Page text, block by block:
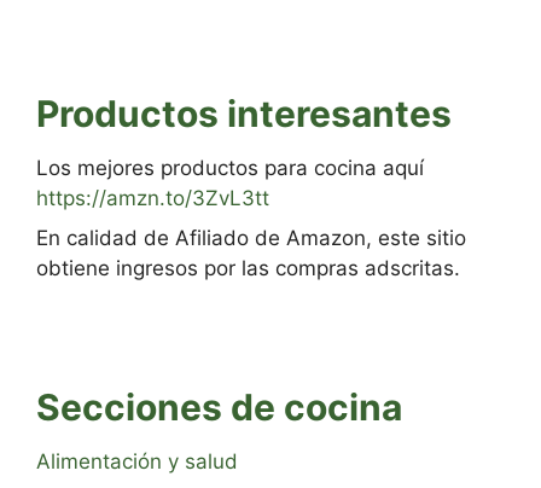
Productos interesantes
Los mejores productos para cocina aquí
https://amzn.to/3ZvL3tt
En calidad de Afiliado de Amazon, este sitio
obtiene ingresos por las compras adscritas.
Secciones de cocina
Alimentación y salud